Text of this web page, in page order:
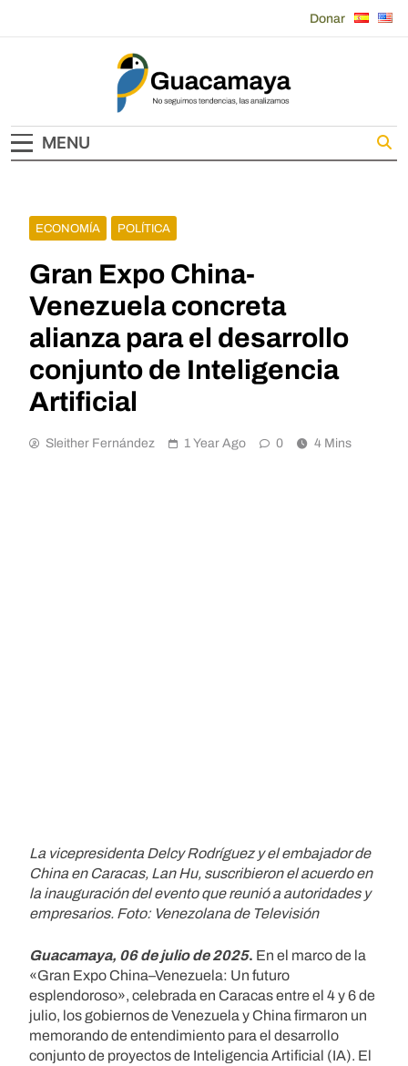
Donar
Guacamaya
MENU
ECONOMÍA POLÍTICA
Gran Expo China-
Venezuela concreta
alianza para el desarrollo
conjunto de Inteligencia
Artificial
Sleither Fernández 1 Year Ago 0 4 Mins
La vicepresidenta Delcy Rodríguez y el embajador de
China en Caracas, Lan Hu, suscribieron el acuerdo en
la inauguración del evento que reunió a autoridades y
empresarios. Foto: Venezolana de Televisión
Guacamaya, 06 de julio de 2025. En el marco de la
«Gran Expo China–Venezuela: Un futuro
esplendoroso», celebrada en Caracas entre el 4 y 6 de
julio, los gobiernos de Venezuela y China firmaron un
memorando de entendimiento para el desarrollo
conjunto de proyectos de Inteligencia Artificial (IA). El